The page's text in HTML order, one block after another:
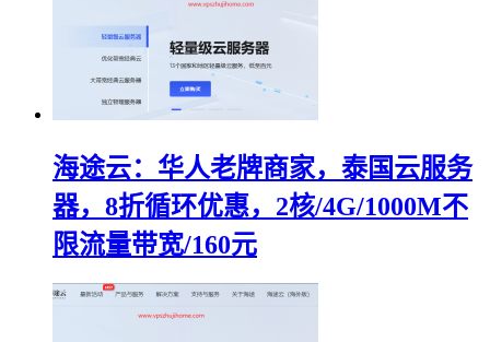
海途云：华人老牌商家，泰国云服务
器，8折循环优惠，2核/4G/1000M不
限流量带宽/160元